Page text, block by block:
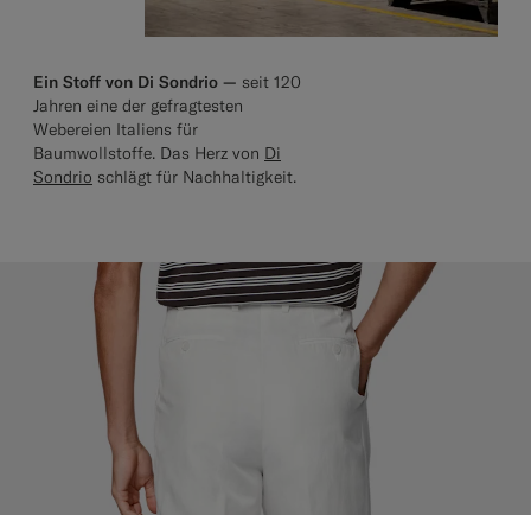
Ein Stoff von Di Sondrio — seit 120
Jahren eine der gefragtesten
Webereien Italiens für
Baumwollstoffe. Das Herz von Di
Sondrio schlägt für Nachhaltigkeit.